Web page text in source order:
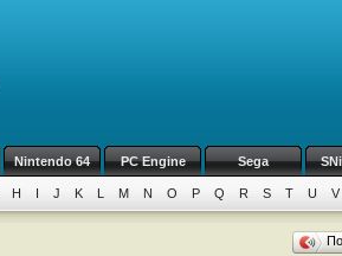
Nintendo 64 PC Engine Sega
H I J K L M N O P Q R S T U V